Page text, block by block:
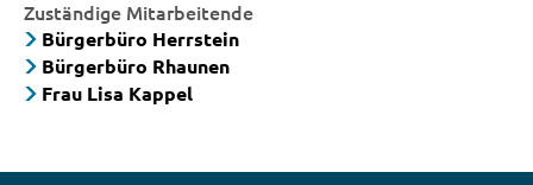
Zuständige Mitarbeitende
Bürgerbüro Herrstein
Bürgerbüro Rhaunen
Frau Lisa Kappel